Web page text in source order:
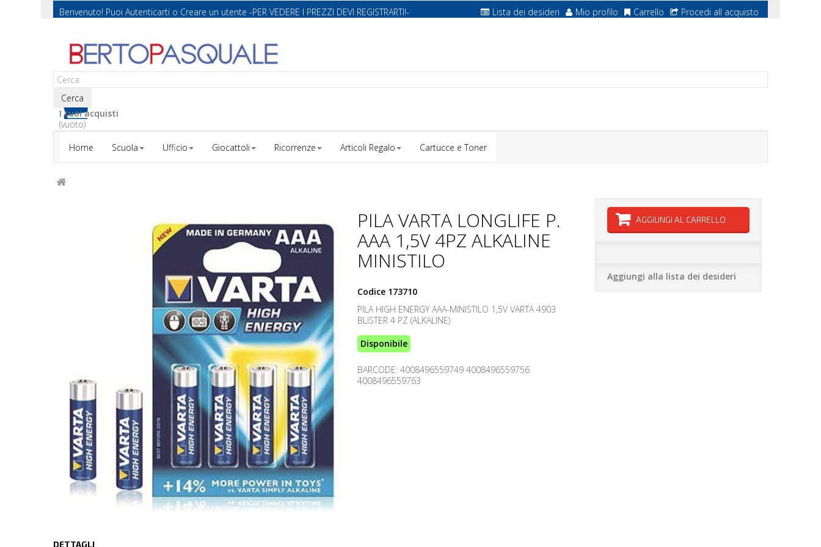
Benvenuto! Puoi Autenticarti o Creare un utente -PER VEDERE I PREZZI DEVI REGISTRARTI!- Lista dei desideri Mio profilo Carrello Procedi all acquisto
Cerca
I tuoi acquisti
(vuoto)
Home
Scuola Ufficio Giocattoli Ricorrenze Articoli Regalo Cartucce e Toner
PILA VARTA LONGLIFE P.
AAA 1,5V 4PZ ALKALINE
MINISTILO
Codice 173710
PILA HIGH ENERGY AAA-MINISTILO 1,5V VARTA 4903
BLISTER 4 PZ (ALKALINE)
Disponibile
BARCODE: 4008496559749 4008496559756
4008496559763
AGGIUNGI AL CARRELLO
Aggiungi alla lista dei desideri
DETTAGLI